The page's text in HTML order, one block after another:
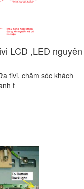
LCD ,LED nguyên
tivi, chăm sóc khách
t